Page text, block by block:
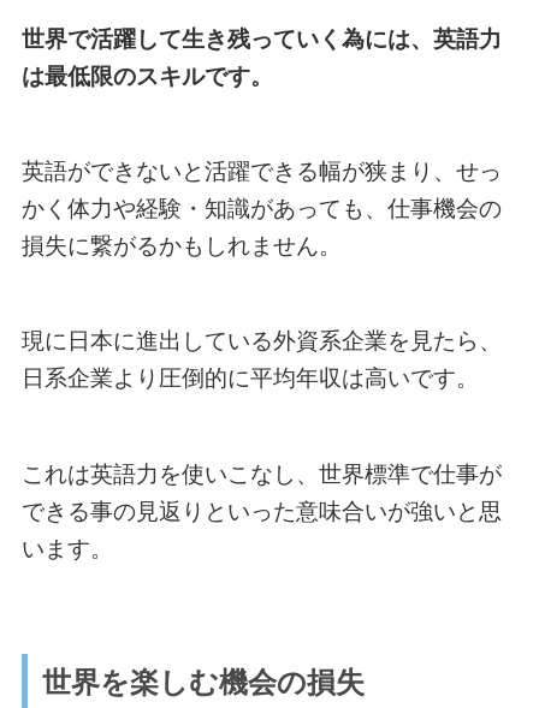
世界で活躍して生き残っていく為には、英語力
は最低限のスキルです。
英語ができないと活躍できる幅が狭まり、せっ
かく体力や経験・知識があっても、仕事機会の
損失に繋がるかもしれません。
現に日本に進出している外資系企業を見たら、
日系企業より圧倒的に平均年収は高いです。
これは英語力を使いこなし、世界標準で仕事が
できる事の見返りといった意味合いが強いと思
います。
世界を楽しむ機会の損失